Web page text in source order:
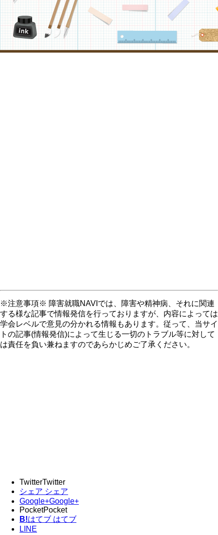
※注意事項※ 障害就職NAVIでは、障害や精神病、それに関連
する様な記事で情報発信を行っておりますが、内容によっては
学会レベルで意見の分かれる情報もあります。従って、当サイ
トの記事(情報発信)によって生じる一切のトラブル等に対して
は責任を負い兼ねますのであらかじめご了承ください。
TwitterTwitter
シェア シェア
Google+Google+
PocketPocket
B!はてブ はてブ
LINE